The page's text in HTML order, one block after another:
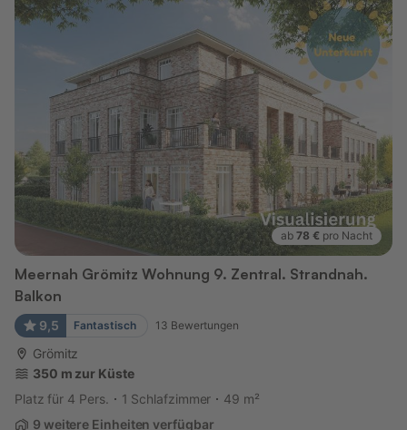
ab 78 € pro Nacht
Meernah Grömitz Wohnung 9. Zentral. Strandnah.
Balkon
9,5 Fantastisch 13 Bewertungen
Grömitz
350 m zur Küste
Platz für 4 Pers.
1 Schlafzimmer
49 m²
9 weitere Einheiten verfügbar